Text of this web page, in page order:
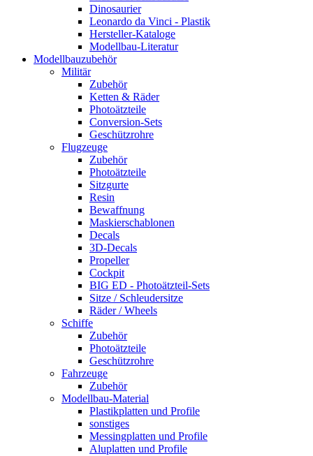
Dinosaurier
Leonardo da Vinci - Plastik
Hersteller-Kataloge
Modellbau-Literatur
Modellbauzubehör
Militär
Zubehör
Ketten & Räder
Photoätzteile
Conversion-Sets
Geschützrohre
Flugzeuge
Zubehör
Photoätzteile
Sitzgurte
Resin
Bewaffnung
Maskierschablonen
Decals
3D-Decals
Propeller
Cockpit
BIG ED - Photoätzteil-Sets
Sitze / Schleudersitze
Räder / Wheels
Schiffe
Zubehör
Photoätzteile
Geschützrohre
Fahrzeuge
Zubehör
Modellbau-Material
Plastikplatten und Profile
sonstiges
Messingplatten und Profile
Aluplatten und Profile